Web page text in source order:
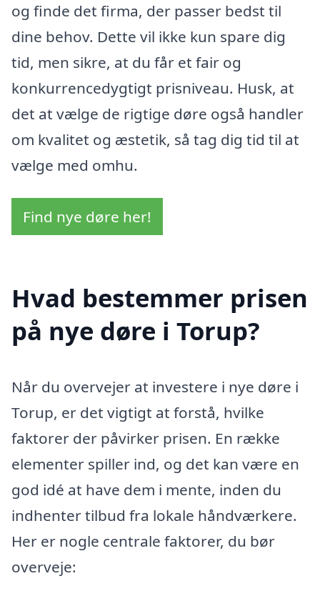
og finde det firma, der passer bedst til
dine behov. Dette vil ikke kun spare dig
tid, men sikre, at du får et fair og
konkurrencedygtigt prisniveau. Husk, at
det at vælge de rigtige døre også handler
om kvalitet og æstetik, så tag dig tid til at
vælge med omhu.
Find nye døre her!
Hvad bestemmer prisen
på nye døre i Torup?
Når du overvejer at investere i nye døre i
Torup, er det vigtigt at forstå, hvilke
faktorer der påvirker prisen. En række
elementer spiller ind, og det kan være en
god idé at have dem i mente, inden du
indhenter tilbud fra lokale håndværkere.
Her er nogle centrale faktorer, du bør
overveje: